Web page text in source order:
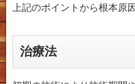
上記のポイントから根本原
治療法